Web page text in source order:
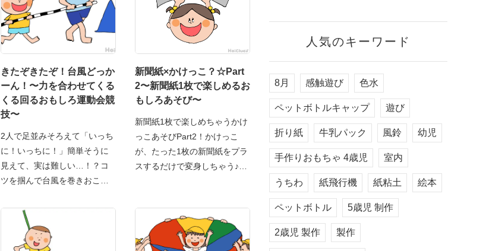
きたぞきたぞ！台風どっか
ーん！〜力を合わせてくる
くる回るおもしろ運動会競
技〜
2人で足並みそろえて「いっち
に！いっちに！」簡単そうに
見えて、実は難しい…！？コ
ツを掴んで台風を巻きおこせ
新聞紙×かけっこ？☆Part
2〜新聞紙1枚で楽しめるお
もしろあそび〜
新聞紙1枚で楽しめちゃうかけ
っこあそびPart2！かけっこ
が、たった1枚の新聞紙をプラ
スするだけで変身しちゃう♪
人気のキーワード
8月 感触遊び 色水
ペットボトルキャップ 遊び
折り紙 牛乳パック 風鈴 幼児
手作りおもちゃ 4歳児 室内
うちわ 紙飛行機 紙粘土 絵本
ペットボトル 5歳児 制作
2歳児 製作 製作